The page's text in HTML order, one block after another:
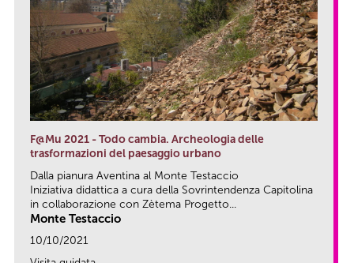
F@Mu 2021 - Todo cambia. Archeologia delle
trasformazioni del paesaggio urbano
Dalla pianura Aventina al Monte Testaccio
Iniziativa didattica a cura della Sovrintendenza Capitolina
in collaborazione con Zètema Progetto...
Monte Testaccio
10/10/2021